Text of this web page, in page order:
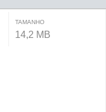
TAMANHO
14,2 MB